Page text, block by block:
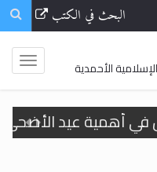
البحث في الكتب
الأحمدية
في أهمية عيد